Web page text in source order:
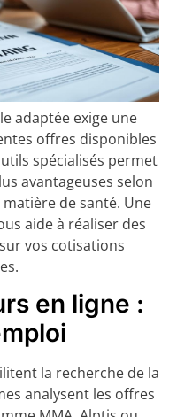
adaptée exige une
offres disponibles
spécialisés permet
avantageuses selon
de santé. Une
aide à réaliser des
vos cotisations
en ligne :
la recherche de la
analysent les offres